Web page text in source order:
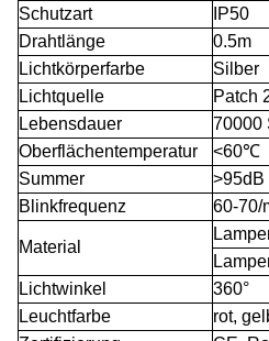
Schutzart
IP50
Drahtlänge
0.5m
Lichtkörperfarbe
Silber
Lichtquelle
Patch
Lebensdauer
70000
Oberflächentemperatur
<60℃
Summer
>95dB
Blinkfrequenz
60-70/
Material
Lichtwinkel
360°
Leuchtfarbe
rot,